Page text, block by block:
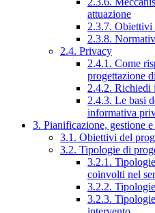
attuazione
2.3.7. Obiettivi
2.3.8.
2.4. Privacy
2.4.1. Come
progettazione
2.4.2. Richiedi
2.4.3. Le basi
informativa
3. Pianificazione, gestione e
3.1. Obiettivi del
3.2. Tipologie di
3.2.1.
coinvolti nel
3.2.2.
3.2.3.